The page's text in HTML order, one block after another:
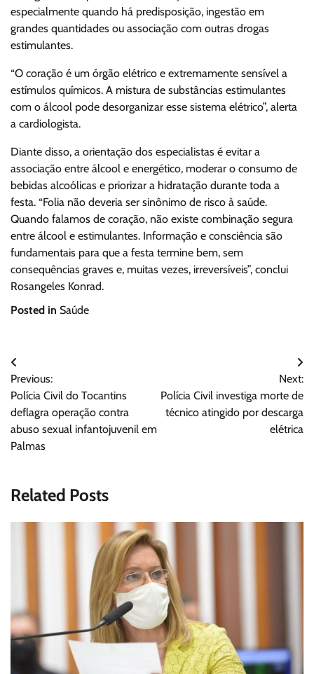
especialmente quando há predisposição, ingestão em
grandes quantidades ou associação com outras drogas
estimulantes.
“O coração é um órgão elétrico e extremamente sensível a
estímulos químicos. A mistura de substâncias estimulantes
com o álcool pode desorganizar esse sistema elétrico”, alerta
a cardiologista.
Diante disso, a orientação dos especialistas é evitar a
associação entre álcool e energético, moderar o consumo de
bebidas alcoólicas e priorizar a hidratação durante toda a
festa. “Folia não deveria ser sinônimo de risco à saúde.
Quando falamos de coração, não existe combinação segura
entre álcool e estimulantes. Informação e consciência são
fundamentais para que a festa termine bem, sem
consequências graves e, muitas vezes, irreversíveis”, conclui
Rosangeles Konrad.
Posted in Saúde
Navegação
de
Post
Previous:
Polícia Civil do Tocantins
deflagra operação contra
abuso sexual infantojuvenil em
Palmas
Next:
Polícia Civil investiga morte de
técnico atingido por descarga
elétrica
Related Posts